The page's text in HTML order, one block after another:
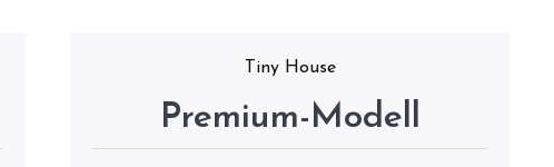
Tiny House
Premium-Modell